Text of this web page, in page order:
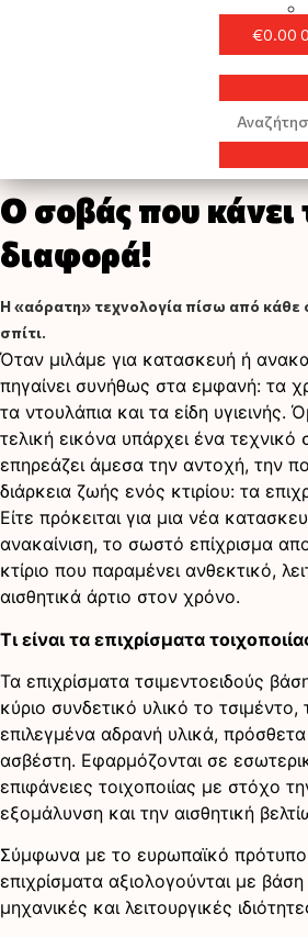
€0.00 0
Ο σοβάς που κάνει
διαφορά!
Η «αόρατη» τεχνολογία πίσω από κάθε
σπίτι.
Όταν μιλάμε για κατασκευή ή
πηγαίνει συνήθως στα εμφανή: τα
τα ντουλάπια και τα είδη
τελική εικόνα υπάρχει ένα τεχνικό
επηρεάζει άμεσα την αντοχή, την
διάρκεια ζωής ενός κτιρίου: τα
Είτε πρόκειται για μια νέα
ανακαίνιση, το σωστό επίχρισμα
κτίριο που παραμένει ανθεκτικό,
αισθητικά άρτιο στον χρόνο.
Τι είναι τα επιχρίσματα
Τα επιχρίσματα τσιμεντοειδούς
κύριο συνδετικό υλικό το
επιλεγμένα αδρανή υλικά,
ασβέστη. Εφαρμόζονται σε
επιφάνειες τοιχοποιίας με στόχο
εξομάλυνση και την αισθητική
Σύμφωνα με το ευρωπαϊκό
επιχρίσματα αξιολογούνται με
μηχανικές και λειτουργικές